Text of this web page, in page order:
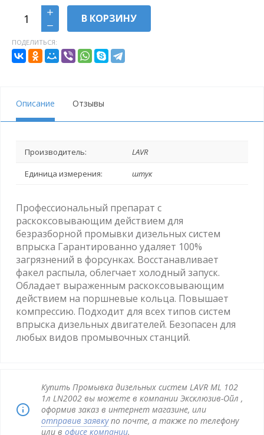
В КОРЗИНУ
ПОДЕЛИТЬСЯ:
Описание Отзывы
Производитель: LAVR
Единица измерения: штук
Профессиональный препарат с
раскоксовывающим действием для
безразборной промывки дизельных систем
впрыска Гарантированно удаляет 100%
загрязнений в форсунках. Восстанавливает
факел распыла, облегчает холодный запуск.
Обладает выраженным раскоксовывающим
действием на поршневые кольца. Повышает
компрессию. Подходит для всех типов систем
впрыска дизельных двигателей. Безопасен для
любых видов промывочных станций.
Купить Промывка дизельных систем LAVR ML 102
1л LN2002 вы можете в компании Эксклюзив-Ойл ,
оформив заказ в интернет магазине, или
отправив заявкупо почте, а также по телефону
или в офисе компании.